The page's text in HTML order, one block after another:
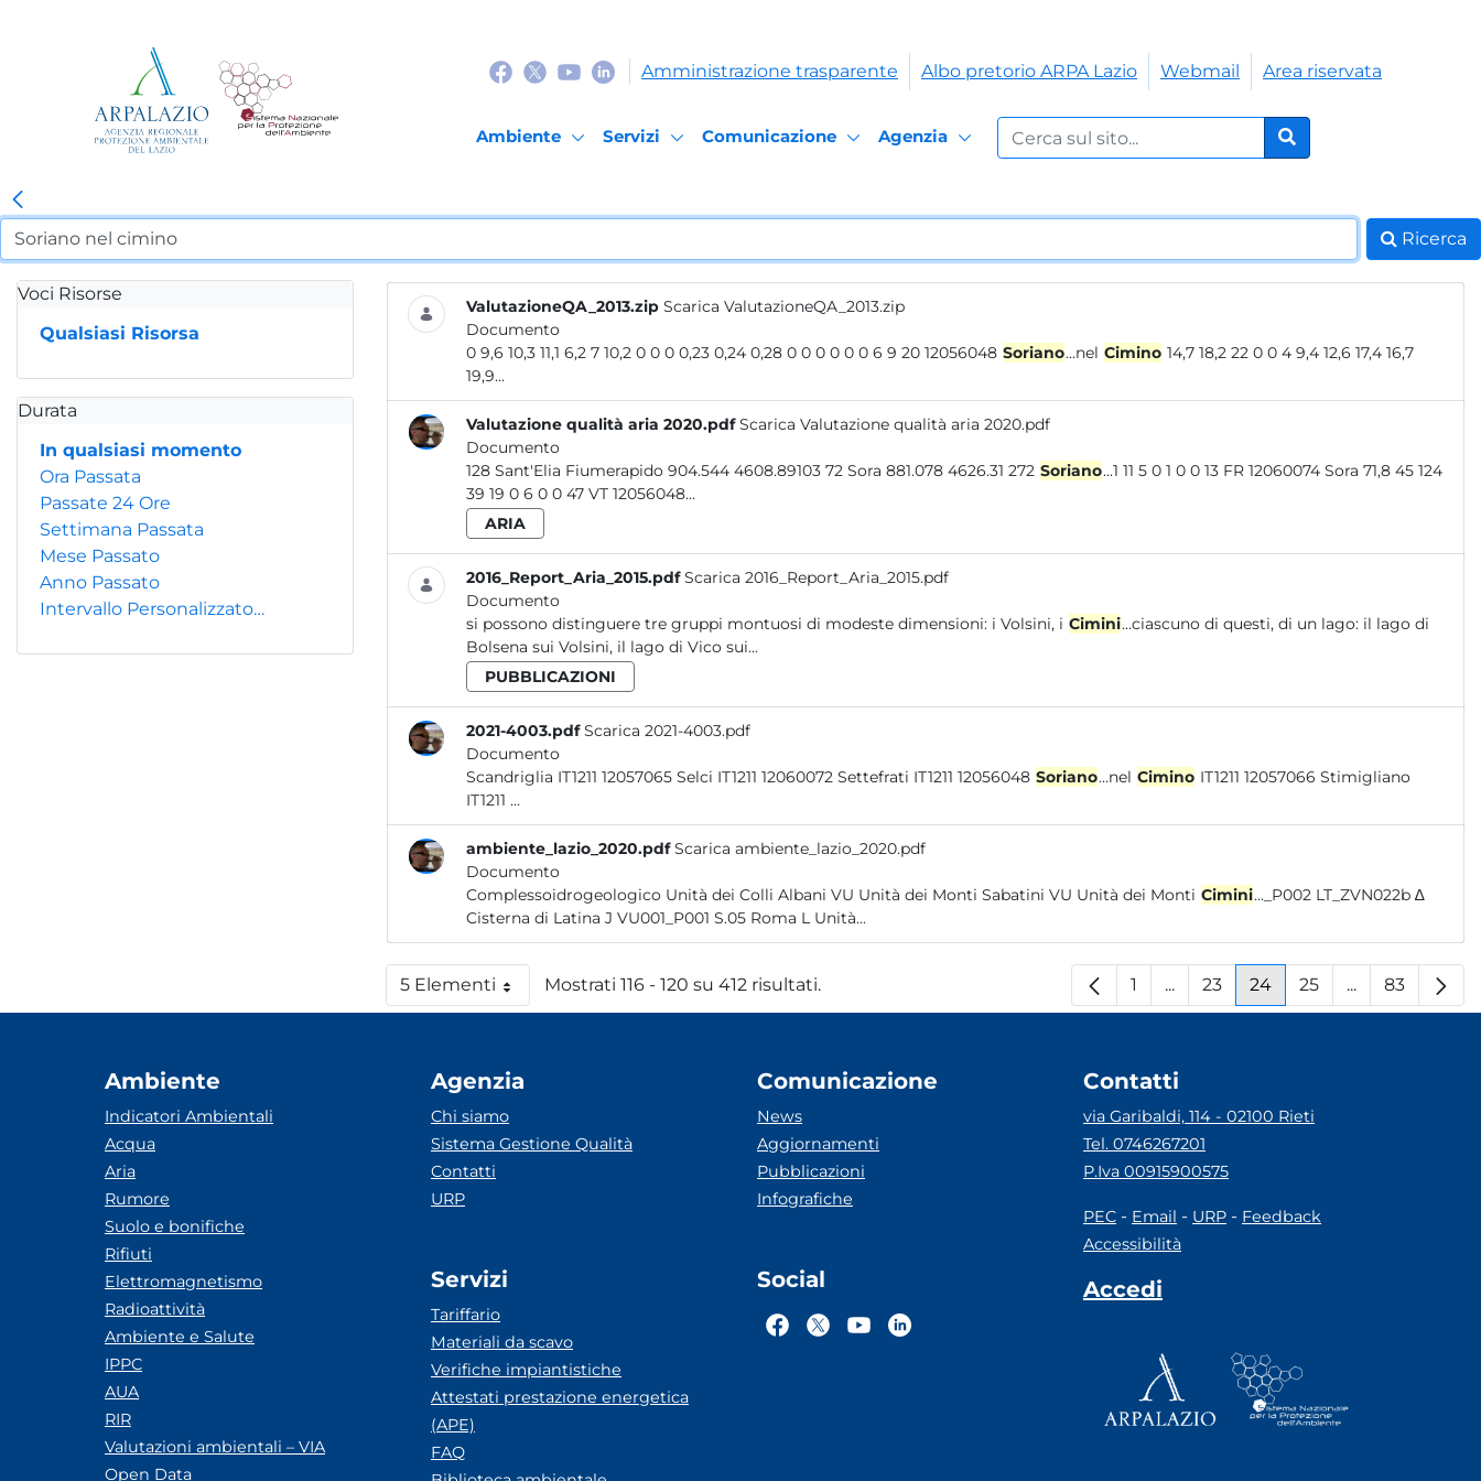
Amministrazione trasparente Albo pretorio ARPA Lazio Webmail Area riservata
Ambiente Servizi Comunicazione Agenzia
Cerca nel sito:
Cerca
Ricerca
Voci Risorse
Qualsiasi Risorsa
Durata
In qualsiasi momento
Ora Passata
Passate 24 Ore
Settimana Passata
Mese Passato
Anno Passato
Intervallo Personalizzato…
ValutazioneQA_2013.zip Scarica ValutazioneQA_2013.zip
Documento
0 9,6 10,3 11,1 6,2 7 10,2 0 0 0 0,23 0,24 0,28 0 0 0 0 0 0 6 9 20 12056048 Soriano...nel Cimino
19,9...
Valutazione qualità aria 2020.pdf Scarica Valutazione qualità aria 2020.pdf
Documento
128 Sant'Elia Fiumerapido 904.544 4608.89103 72 Sora 881.078 4626.31 272 Soriano...1 11 5 0 1 0 0 13 FR 12060074 Sora 71,8 45 124
39 19 0 6 0 0 47 VT 12056048...
ARIA
2016_Report_Aria_2015.pdf Scarica 2016_Report_Aria_2015.pdf
Documento
si possono distinguere tre gruppi montuosi di modeste dimensioni: i Volsini, i Cimini...ciascuno di questi, di un lago: il lago di
Bolsena sui Volsini, il lago di Vico sui...
PUBBLICAZIONI
2021-4003.pdf Scarica 2021-4003.pdf
Documento
Scandriglia IT1211 12057065 Selci IT1211 12060072 Settefrati IT1211 12056048 Soriano...nel Cimino
IT1211 ...
ambiente_lazio_2020.pdf Scarica ambiente_lazio_2020.pdf
Documento
Complessoidrogeologico Unità dei Colli Albani VU Unità dei Monti Sabatini VU Unità dei Monti Cimini..._P002 LT_ZVN022b ∆
Cisterna di Latina J VU001_P001 S.05 Roma L Unità...
5 ElementiPer paginaMostrati 116 - 120 su 412 risultati. Pagina
1 ...Pagine intermedie
Pagina
23 Pagina
24 Pagina
25 ...PaginePagina
83
Ambiente
Indicatori Ambientali
Acqua
Aria
Rumore
Suolo e bonifiche
Rifiuti
Elettromagnetismo
Radioattività
Ambiente e Salute
IPPC
AUA
RIR
Valutazioni ambientali – VIA
Open Data
Agenzia
Chi siamo
Sistema Gestione Qualità
Contatti
URP
Servizi
Tariffario
Materiali da scavo
Verifiche impiantistiche
Attestati prestazione energetica
(APE)
FAQ
Comunicazione
News
Aggiornamenti
Pubblicazioni
Infografiche
Social
Contatti
via Garibaldi, 114 - 02100 Rieti
Tel. 0746267201
P.Iva 00915900575
PEC - Email - URP - Feedback
Accessibilità
Accedi